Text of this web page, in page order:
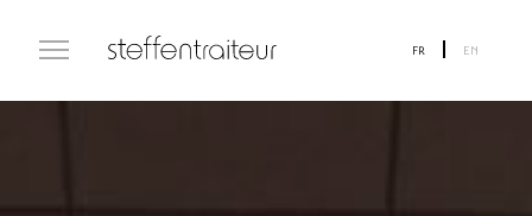
FR EN